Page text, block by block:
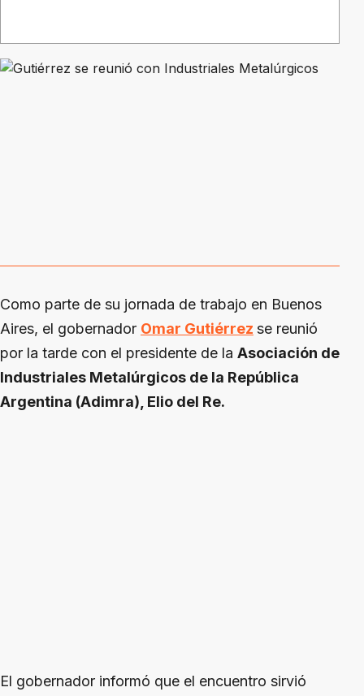
Como parte de su jornada de trabajo en Buenos
Aires, el gobernador Omar Gutiérrez se reunió
por la tarde con el presidente de la Asociación de
Industriales Metalúrgicos de la República
Argentina (Adimra), Elio del Re.
El gobernador informó que el encuentro sirvió